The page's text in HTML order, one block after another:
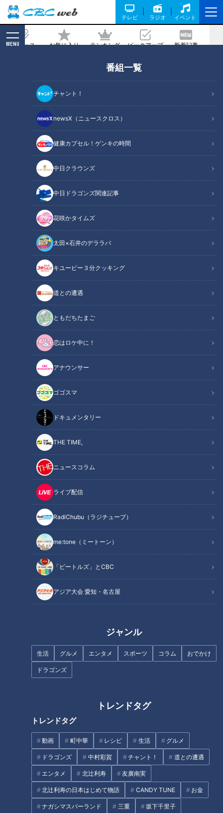
テレビ ラジオ イベント
ニュース お気に入り ランキング ピックアップ 新着記事
MENU
番組一覧
チャント！
newsX（ニュースクロス）
健康カプセル！ゲンキの時間
中日クラウンズ
中日ドラゴンズ関連記事
花咲かタイムズ
太田×石井のデララバ
キユーピー３分クッキング
道との遭遇
ともだちたまご
恋はロケ中に！
アナウンサー
ゴゴスマ
ドキュメンタリー
THE TIME,
ニュースコラム
ライブ配信
RadiChubu（ラジチューブ）
me:tone（ミートーン）
「ビートルズ」とCBC
アジア大会 愛知・名古屋
ジャンル
生活 グルメ エンタメ スポーツ コラム おでかけ
ドラゴンズ
トレンドタグ
トレンドタグ
動画 町中華 レシピ 生活 グルメ
ドラゴンズ 中村彩賀 チャント！ 道との遭遇
エンタメ 北辻利寿 友廣南実
北辻利寿の日本はじめて物語 CANDY TUNE お金
ナガシマスパーランド 三重 坂下千里子
『一よしの力うどん』をいただきます！
【愛されフード】
2025/05/12 09:55
チャント！
食べなきゃ損する！愛されフード
地元の愛されフードを調査！今回の食べなきゃ損する愛されフ
ードは愛知・岡崎市「一よし」『力うどん』をいただきます！
この記事を見たあなたへのおすすめ
“極厚チャーシュー”に驚愕！愛
知・扶桑町の30年続く名店「し
な㐂」の『チャーシューめん』
＆豊田市の給食から生まれた
『納豆あえ』を調査！
ット！？人情あふれる大盛況イ
ベント「覚王山日泰寺の縁日」
川上憲伸「嬉しくて喉が詰まっ
た」谷繁元信監督に託された最
後の開幕戦
ム！？全国最大級の海上アスレ
チックパークも 愛知・知多半島
地元知名度100％なのに名古屋
の人は知らない！？愛知の超局
10歳でアジア大会代表内定!? 前
グルメ チャント！ 加藤愛 愛されフード
番組紹介
チャント！